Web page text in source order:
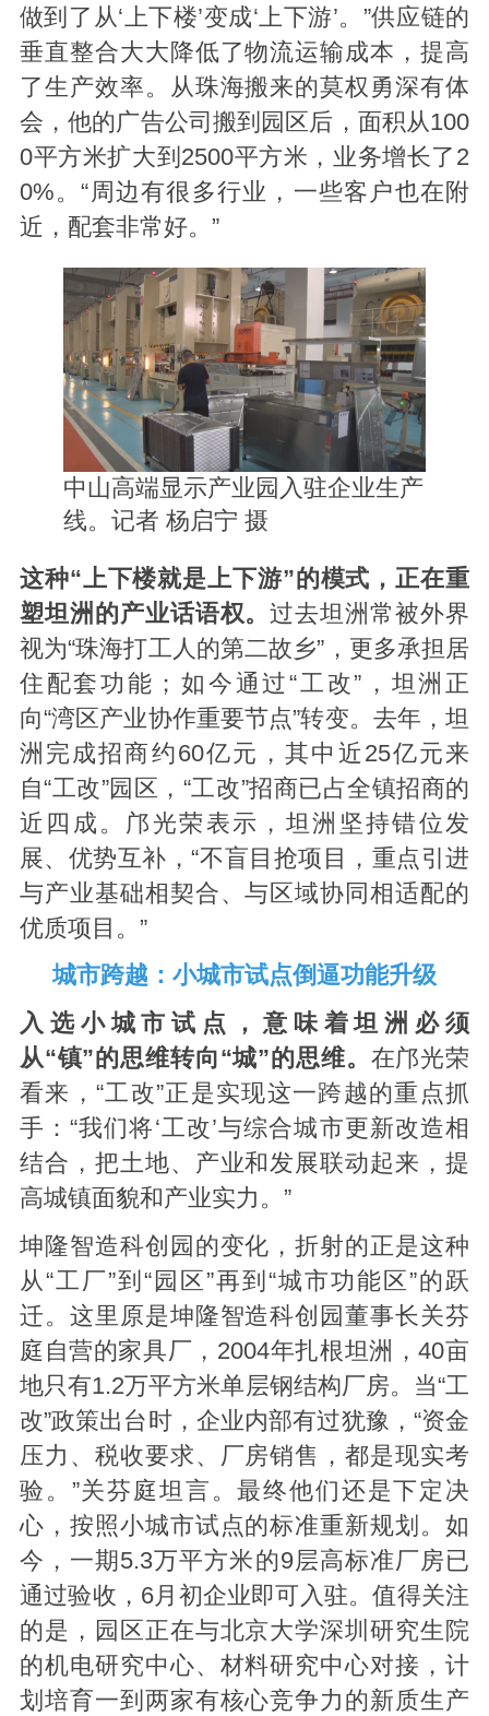
做到了从‘上下楼’变成‘上下游’。”供应链的
垂直整合大大降低了物流运输成本，提高
了生产效率。从珠海搬来的莫权勇深有体
会，他的广告公司搬到园区后，面积从100
0平方米扩大到2500平方米，业务增长了2
0%。“周边有很多行业，一些客户也在附
近，配套非常好。”
中山高端显示产业园入驻企业生产
线。记者 杨启宁 摄
这种“上下楼就是上下游”的模式，正在重
塑坦洲的产业话语权。过去坦洲常被外界
视为“珠海打工人的第二故乡”，更多承担居
住配套功能；如今通过“工改”，坦洲正
向“湾区产业协作重要节点”转变。去年，坦
洲完成招商约60亿元，其中近25亿元来
自“工改”园区，“工改”招商已占全镇招商的
近四成。邝光荣表示，坦洲坚持错位发
展、优势互补，“不盲目抢项目，重点引进
与产业基础相契合、与区域协同相适配的
优质项目。”
城市跨越：小城市试点倒逼功能升级
入选小城市试点，意味着坦洲必须
从“镇”的思维转向“城”的思维。 在邝光荣
看来，“工改”正是实现这一跨越的重点抓
手：“我们将‘工改’与综合城市更新改造相
结合，把土地、产业和发展联动起来，提
高城镇面貌和产业实力。”
坤隆智造科创园的变化，折射的正是这种
从“工厂”到“园区”再到“城市功能区”的跃
迁。这里原是坤隆智造科创园董事长关芬
庭自营的家具厂，2004年扎根坦洲，40亩
地只有1.2万平方米单层钢结构厂房。当“工
改”政策出台时，企业内部有过犹豫，“资金
压力、税收要求、厂房销售，都是现实考
验。”关芬庭坦言。最终他们还是下定决
心，按照小城市试点的标准重新规划。如
今，一期5.3万平方米的9层高标准厂房已
通过验收，6月初企业即可入驻。值得关注
的是，园区正在与北京大学深圳研究生院
的机电研究中心、材料研究中心对接，计
划培育一到两家有核心竞争力的新质生产